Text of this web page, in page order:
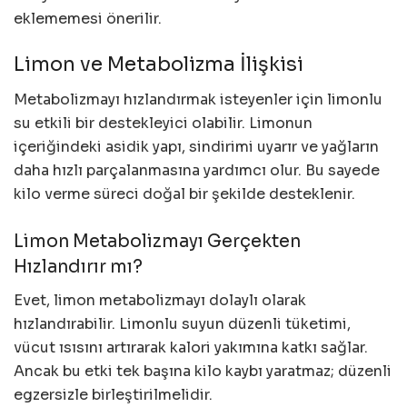
eklememesi önerilir.
Limon ve Metabolizma İlişkisi
Metabolizmayı hızlandırmak isteyenler için limonlu
su etkili bir destekleyici olabilir. Limonun
içeriğindeki asidik yapı, sindirimi uyarır ve yağların
daha hızlı parçalanmasına yardımcı olur. Bu sayede
kilo verme süreci doğal bir şekilde desteklenir.
Limon Metabolizmayı Gerçekten
Hızlandırır mı?
Evet, limon metabolizmayı dolaylı olarak
hızlandırabilir. Limonlu suyun düzenli tüketimi,
vücut ısısını artırarak kalori yakımına katkı sağlar.
Ancak bu etki tek başına kilo kaybı yaratmaz; düzenli
egzersizle birleştirilmelidir.